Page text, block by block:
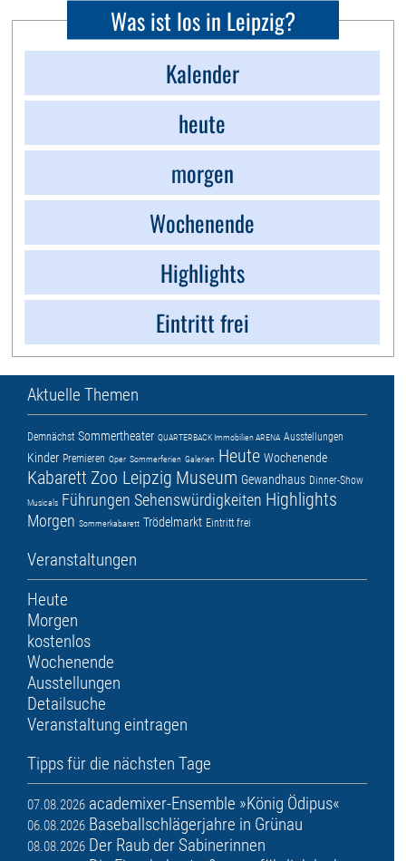
Was ist los in Leipzig?
Kalender
heute
morgen
Wochenende
Highlights
Eintritt frei
Aktuelle Themen
Demnächst Sommertheater QUARTERBACK Immobilien ARENA Ausstellungen
Kinder Premieren Oper Sommerferien Galerien Heute Wochenende
Kabarett Zoo Leipzig Museum Gewandhaus Dinner-Show
Musicals Führungen Sehenswürdigkeiten Highlights
Morgen Sommerkabarett Trödelmarkt Eintritt frei
Veranstaltungen
Heute
Morgen
kostenlos
Wochenende
Ausstellungen
Detailsuche
Veranstaltung eintragen
Tipps für die nächsten Tage
07.08.2026 academixer-Ensemble »König Ödipus«
06.08.2026 Baseballschlägerjahre in Grünau
08.08.2026 Der Raub der Sabinerinnen